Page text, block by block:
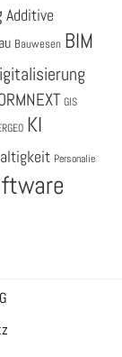
Additive
Bauwesen BIM
GIS
KI
Personalie